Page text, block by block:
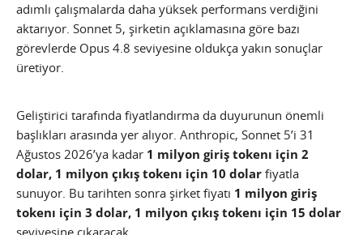
adımlı çalışmalarda daha yüksek performans verdiğini
aktarıyor. Sonnet 5, şirketin açıklamasına göre bazı
görevlerde Opus 4.8 seviyesine oldukça yakın sonuçlar
üretiyor.
Geliştirici tarafında fiyatlandırma da duyurunun önemli
başlıkları arasında yer alıyor. Anthropic, Sonnet 5’i 31
Ağustos 2026’ya kadar 1 milyon giriş tokenı için 2
dolar, 1 milyon çıkış tokenı için 10 dolar fiyatla
sunuyor. Bu tarihten sonra şirket fiyatı 1 milyon giriş
tokenı için 3 dolar, 1 milyon çıkış tokenı için 15 dolar